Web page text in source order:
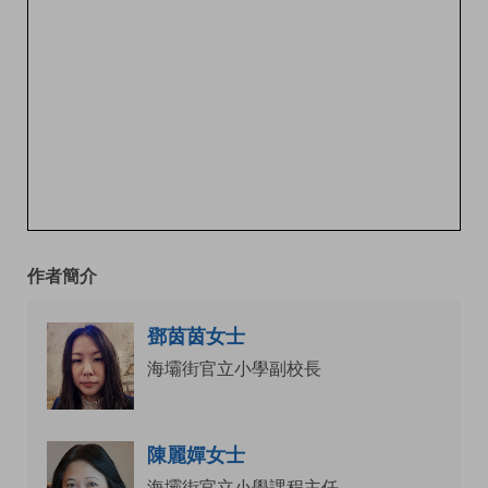
作者簡介
鄧茵茵女士
海壩街官立小學副校長
陳麗嬋女士